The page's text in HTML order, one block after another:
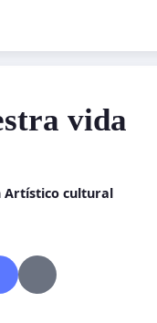
vida
Artístico cultural